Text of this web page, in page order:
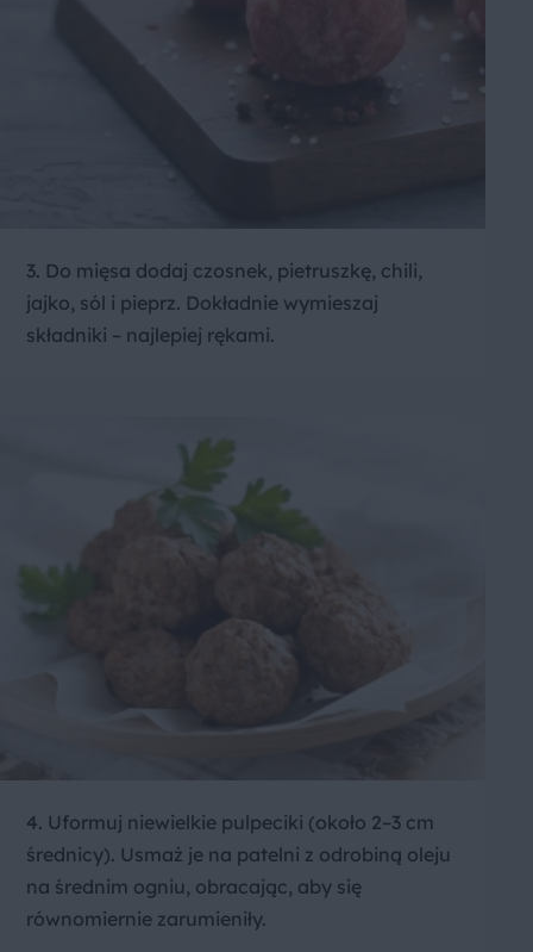
3. Do mięsa dodaj czosnek, pietruszkę, chili,
jajko, sól i pieprz. Dokładnie wymieszaj
składniki – najlepiej rękami.
4. Uformuj niewielkie pulpeciki (około 2–3 cm
średnicy). Usmaż je na patelni z odrobiną oleju
na średnim ogniu, obracając, aby się
równomiernie zarumieniły.